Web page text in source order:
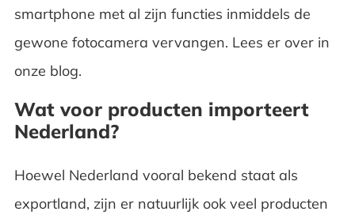
smartphone met al zijn functies inmiddels de
gewone fotocamera vervangen. Lees er over in
onze blog.
Wat voor producten importeert
Nederland?
Hoewel Nederland vooral bekend staat als
exportland, zijn er natuurlijk ook veel producten